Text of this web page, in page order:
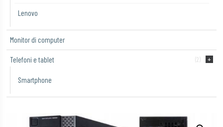
Lenovo
Monitor di computer
Telefoni e tablet (2)
Smartphone